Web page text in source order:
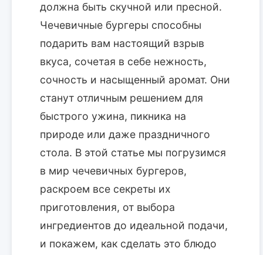
должна быть скучной или пресной.
Чечевичные бургеры способны
подарить вам настоящий взрыв
вкуса, сочетая в себе нежность,
сочность и насыщенный аромат. Они
станут отличным решением для
быстрого ужина, пикника на
природе или даже праздничного
стола. В этой статье мы погрузимся
в мир чечевичных бургеров,
раскроем все секреты их
приготовления, от выбора
ингредиентов до идеальной подачи,
и покажем, как сделать это блюдо